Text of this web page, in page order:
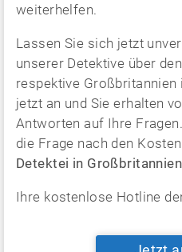
weiterhelfen.
Lassen Sie sich jetzt
unserer Detektive über
respektive
jetzt an und Sie erhalten
Antworten auf Ihre
die Frage nach den
Detektei in
Ihre kostenlose Hotline